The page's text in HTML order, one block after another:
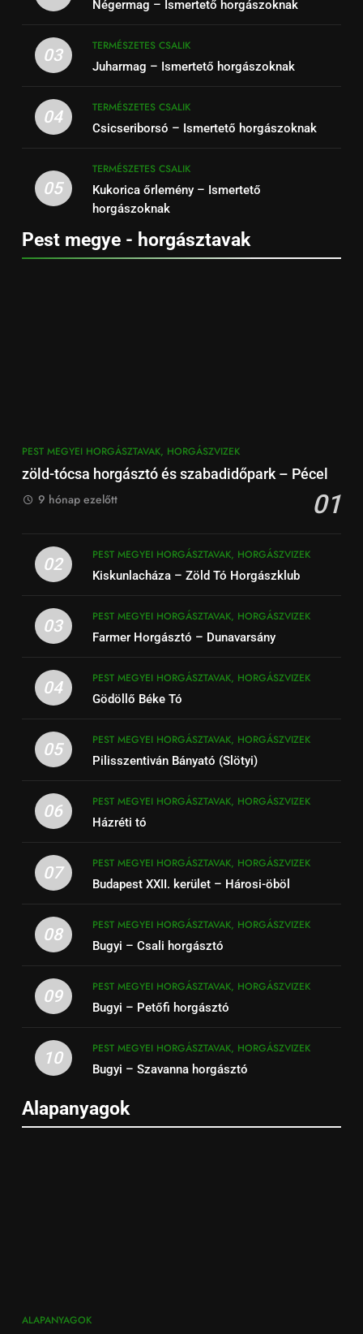
Négermag – Ismertető horgászoknak
03
TERMÉSZETES CSALIK
Juharmag – Ismertető horgászoknak
04
TERMÉSZETES CSALIK
Csicseriborsó – Ismertető horgászoknak
05
TERMÉSZETES CSALIK
Kukorica őrlemény – Ismertető
horgászoknak
Pest megye - horgásztavak
PEST MEGYEI HORGÁSZTAVAK, HORGÁSZVIZEK
zöld-tócsa horgásztó és szabadidőpark – Pécel
01
9 hónap ezelőtt
02
PEST MEGYEI HORGÁSZTAVAK, HORGÁSZVIZEK
Kiskunlacháza – Zöld Tó Horgászklub
03
PEST MEGYEI HORGÁSZTAVAK, HORGÁSZVIZEK
Farmer Horgásztó – Dunavarsány
04
PEST MEGYEI HORGÁSZTAVAK, HORGÁSZVIZEK
Gödöllő Béke Tó
05
PEST MEGYEI HORGÁSZTAVAK, HORGÁSZVIZEK
Pilisszentiván Bányató (Slötyi)
06
PEST MEGYEI HORGÁSZTAVAK, HORGÁSZVIZEK
Házréti tó
07
PEST MEGYEI HORGÁSZTAVAK, HORGÁSZVIZEK
Budapest XXII. kerület – Hárosi-öböl
08
PEST MEGYEI HORGÁSZTAVAK, HORGÁSZVIZEK
Bugyi – Csali horgásztó
09
PEST MEGYEI HORGÁSZTAVAK, HORGÁSZVIZEK
Bugyi – Petőfi horgásztó
10
PEST MEGYEI HORGÁSZTAVAK, HORGÁSZVIZEK
Bugyi – Szavanna horgásztó
Alapanyagok
ALAPANYAGOK